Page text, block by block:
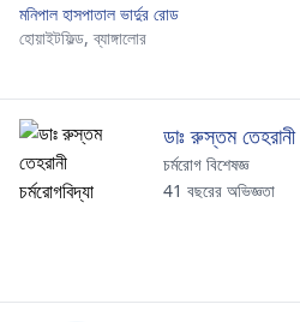
মনিপাল হাসপাতাল ভার্দুর রোড
হোয়াইটফিল্ড,ব্যাঙ্গালোর
ডাঃ রুস্তম তেহরানী
চর্মরোগ বিশেষজ্ঞ
41 বছরের অভিজ্ঞতা